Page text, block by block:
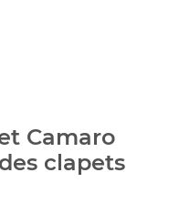
Camaro
clapets